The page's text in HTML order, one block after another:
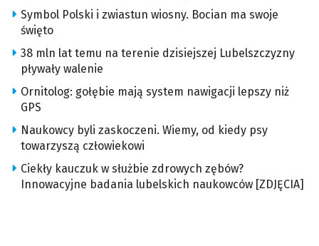
Symbol Polski i zwiastun wiosny. Bocian ma swoje
święto
38 mln lat temu na terenie dzisiejszej Lubelszczyzny
pływały walenie
Ornitolog: gołębie mają system nawigacji lepszy niż
GPS
Naukowcy byli zaskoczeni. Wiemy, od kiedy psy
towarzyszą człowiekowi
Ciekły kauczuk w służbie zdrowych zębów?
Innowacyjne badania lubelskich naukowców [ZDJĘCIA]